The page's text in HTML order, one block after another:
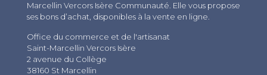
Marcellin Vercors Isère Communauté. Elle vous propose
ses bons d’achat, disponibles à la vente en ligne.
Office du commerce et de l'artisanat
Saint-Marcellin Vercors Isère
2 avenue du Collège
38160 St Marcellin